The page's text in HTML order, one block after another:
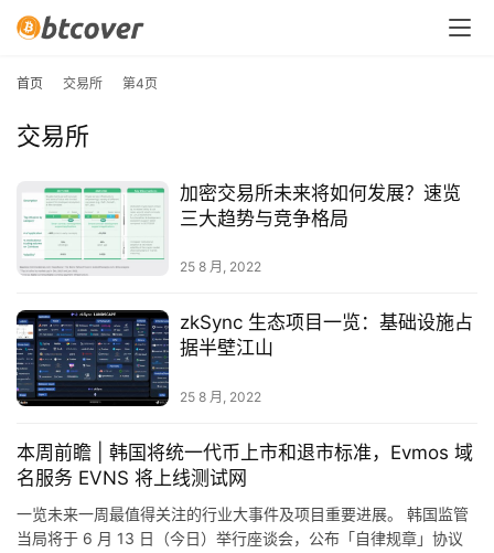
首页 交易所 第4页
交易所
加密交易所未来将如何发展？速览
三大趋势与竞争格局
25 8 月, 2022
zkSync 生态项目一览：基础设施占
据半壁江山
25 8 月, 2022
本周前瞻 | 韩国将统一代币上市和退市标准，Evmos 域
名服务 EVNS 将上线测试网
一览未来一周最值得关注的行业大事件及项目重要进展。 韩国监管
当局将于 6 月 13 日（今日）举行座谈会，公布「自律规章」协议